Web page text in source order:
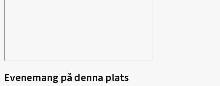
Evenemang på denna plats